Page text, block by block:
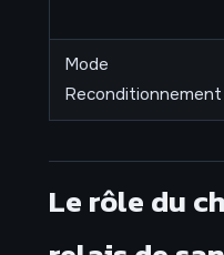
Mode
Reconditionnement
Le rôle du